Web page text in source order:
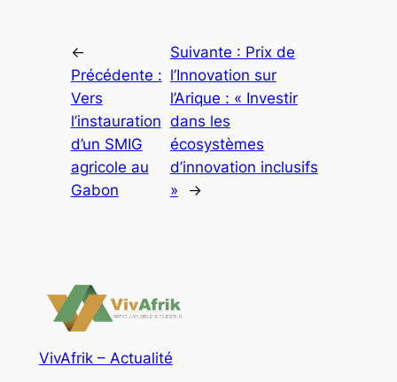
←
Précédente :
Vers
l’instauration
d’un SMIG
agricole au
Gabon
Suivante : Prix de
l’Innovation sur
l’Arique : « Investir
dans les
écosystèmes
d’innovation inclusifs
»
→
VivAfrik – Actualité